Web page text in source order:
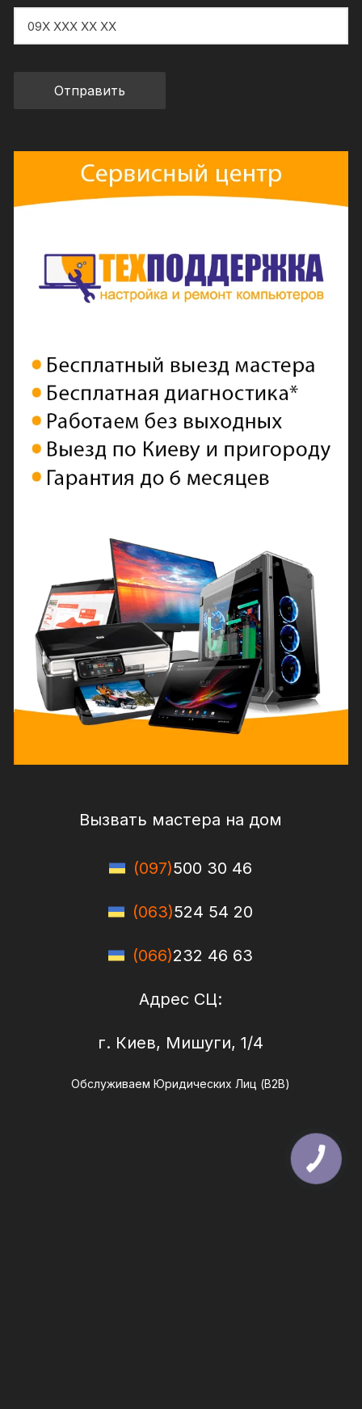
Вызвать мастера на дом
(097)500 30 46
(063)524 54 20
(066)232 46 63
Адрес СЦ:
г. Киев, Мишуги, 1/4
Обслуживаем Юридических Лиц (B2B)